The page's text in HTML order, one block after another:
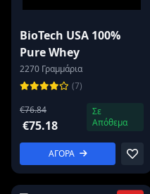
BioTech USA 100%
Pure Whey
2270 Γραμμάρια
(7)
€76.84
€75.18
Σε
Απόθεμα
ΑΓΟΡΑ